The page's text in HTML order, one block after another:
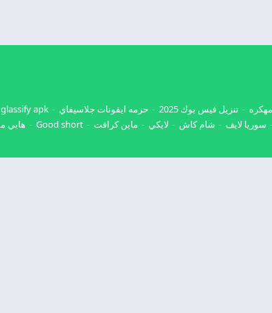
تنزيل فيس بوك 2025 حزمه ايقونات جلاسيفاي
glassify apk
سوريا لايف شام كاش لايكي ماين كرافت Good short
هابي